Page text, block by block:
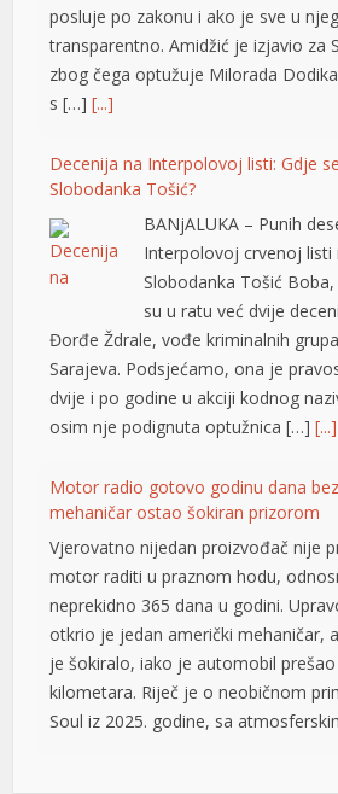
posluje po zakonu i ako je sve u
transparentno. Amidžić je izjavio za
zbog čega optužuje Milorada
s […][...]
Decenija na Interpolovoj listi: Gdje
Slobodanka Tošić?
BANjALUKA – Punih
Interpolovoj crvenoj listi
Slobodanka Tošić
su u ratu već dvije
Đorđe Ždrale, vođe kriminalnih
Sarajeva. Podsjećamo, ona je
dvije i po godine u akciji kodnog
osim nje podignuta optužnica […][...]
Motor radio gotovo godinu dana
mehaničar ostao šokiran prizorom
Vjerovatno nijedan proizvođač nije
motor raditi u praznom hodu,
neprekidno 365 dana u godini.
otkrio je jedan američki mehaničar,
je šokiralo, iako je automobil
kilometara. Riječ je o neobičnom
Soul iz 2025. godine, sa